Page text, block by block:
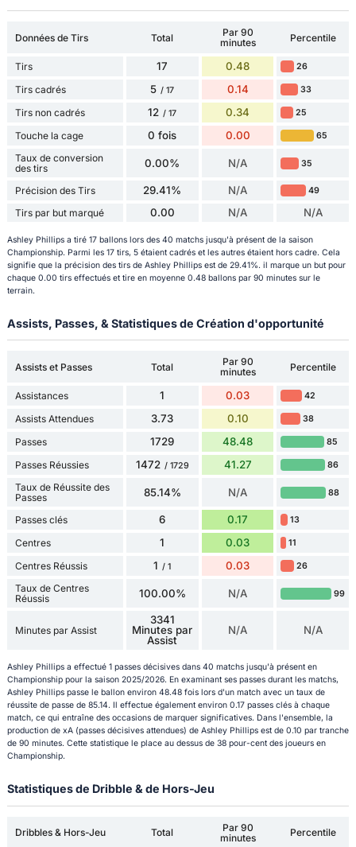
Données de Tirs Total
Par 90
minutes
Percentile
Tirs 17 0.48 26
Tirs cadrés 5 / 17 0.14 33
Tirs non cadrés 12 / 17 0.34 25
Touche la cage 0 fois 0.00 65
Taux de conversion
des tirs
0.00% N/A 35
Précision des Tirs 29.41% N/A 49
Tirs par but marqué 0.00 N/A N/A
Ashley Phillips a tiré 17 ballons lors des 40 matchs jusqu'à présent de la saison
Championship. Parmi les 17 tirs, 5 étaient cadrés et les autres étaient hors cadre. Cela
signifie que la précision des tirs de Ashley Phillips est de 29.41%. il marque un but pour
chaque 0.00 tirs effectués et tire en moyenne 0.48 ballons par 90 minutes sur le
terrain.
Assists, Passes, & Statistiques de Création d'opportunité
Assists et Passes Total
Par 90
minutes
Percentile
Assistances 1 0.03 42
Assists Attendues 3.73 0.10 38
Passes 1729 48.48 85
Passes Réussies 1472 / 1729 41.27 86
Taux de Réussite des
Passes
85.14% N/A 88
Passes clés 6 0.17 13
Centres 1 0.03 11
Centres Réussis 1 / 1 0.03 26
Taux de Centres
Réussis
100.00% N/A 99
Minutes par Assist
3341
Minutes par
Assist
N/A N/A
Ashley Phillips a effectué 1 passes décisives dans 40 matchs jusqu'à présent en
Championship pour la saison 2025/2026. En examinant ses passes durant les matchs,
Ashley Phillips passe le ballon environ 48.48 fois lors d'un match avec un taux de
réussite de passe de 85.14. Il effectue également environ 0.17 passes clés à chaque
match, ce qui entraîne des occasions de marquer significatives. Dans l'ensemble, la
production de xA (passes décisives attendues) de Ashley Phillips est de 0.10 par tranche
de 90 minutes. Cette statistique le place au dessus de 38 pour-cent des joueurs en
Championship.
Statistiques de Dribble & de Hors-Jeu
Dribbles & Hors-Jeu Total
Par 90
minutes
Percentile